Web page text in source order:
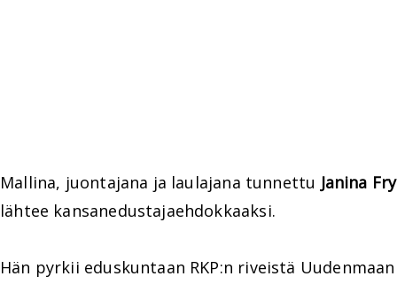
Mallina, juontajana ja laulajana tunnettu Janina Fry
lähtee kansanedustajaehdokkaaksi.
Hän pyrkii eduskuntaan RKP:n riveistä Uudenmaan